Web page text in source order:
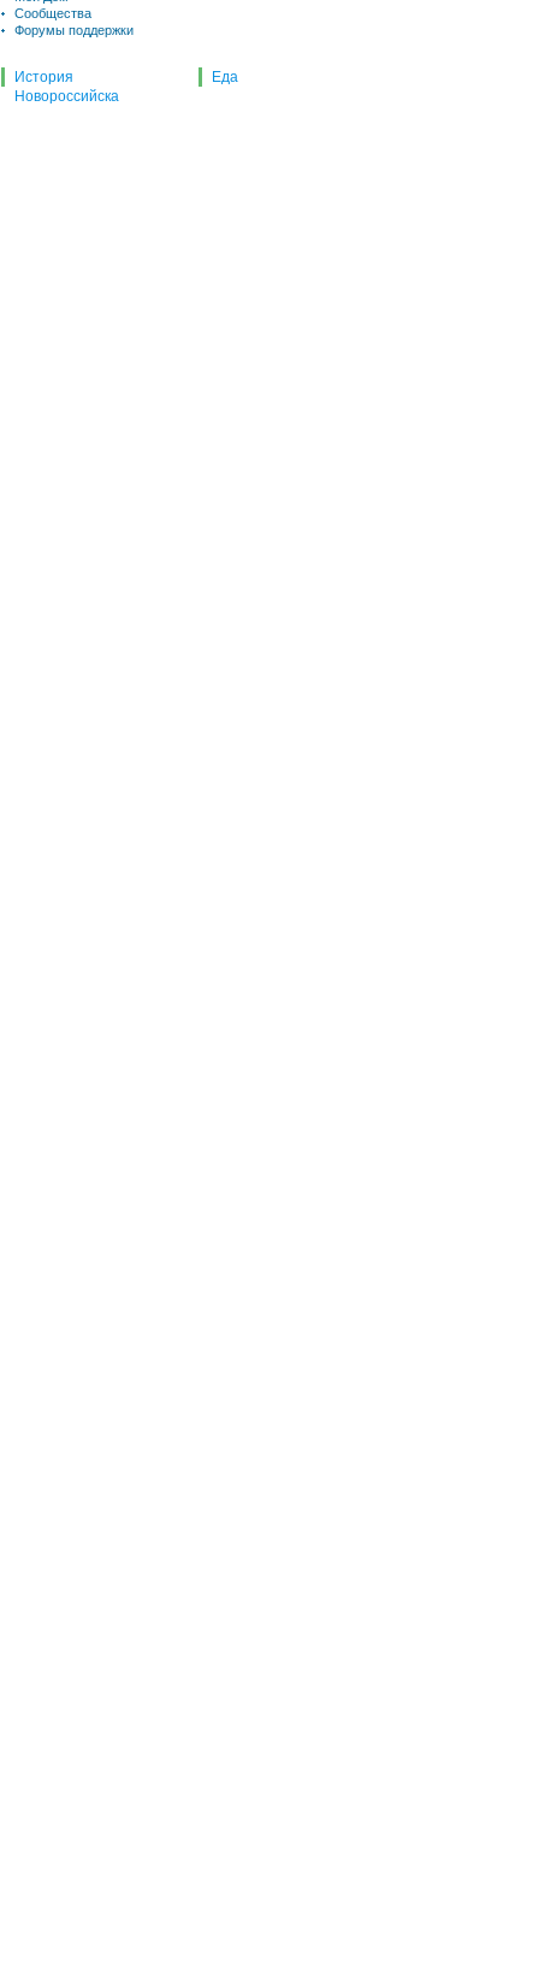
Сообщества
Форумы поддержки
История
Новороссийска
Еда